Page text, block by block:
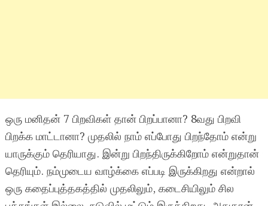
ஒரு மனிதன் 7 பிறவிகள் தான் பிறப்பானா? 8வது பிறவி
பிறக்க மாட்டானா? முதலில் நாம் எப்போது பிறந்தோம் என்று
யாருக்கும் தெரியாது. இன்று பிறந்திருக்கிறோம் என்றுதான்
தெரியும். நம்முடைய வாழ்க்கை எப்படி இருக்கிறது என்றால்
ஒரு கதைப்புத்தகத்தில் முதலிலும், கடைசியிலும் சில